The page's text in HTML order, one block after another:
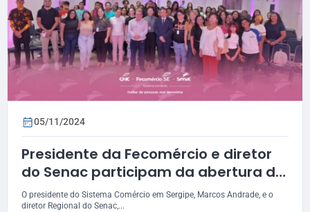
05/11/2024
Presidente da Fecomércio e diretor
do Senac participam da abertura de
quatro turmas gratuitas em Aracaju
O presidente do Sistema Comércio em Sergipe, Marcos Andrade, e o
diretor Regional do Senac,...